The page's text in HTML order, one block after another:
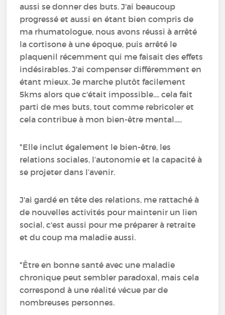
aussi se donner des buts. J'ai beaucoup
progressé et aussi en étant bien compris de
ma rhumatologue, nous avons réussi à arrêté
la cortisone à une époque, puis arrêté le
plaquenil récemment qui me faisait des effets
indésirables. J'ai compenser différemment en
étant mieux. Je marche plutôt facilement
5kms alors que c'était impossible.... cela fait
parti de mes buts, tout comme rebricoler et
cela contribue à mon bien-être mental.....
*Elle inclut également le bien-être, les
relations sociales, l’autonomie et la capacité à
se projeter dans l’avenir.
J'ai gardé en tête des relations, me rattaché à
de nouvelles activités pour maintenir un lien
social, c'est aussi pour me préparer à retraite
et du coup ma maladie aussi.
*Être en bonne santé avec une maladie
chronique peut sembler paradoxal, mais cela
correspond à une réalité vécue par de
nombreuses personnes.